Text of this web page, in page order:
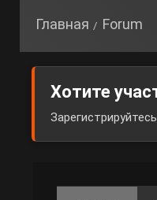
Главная Forum
Хотите